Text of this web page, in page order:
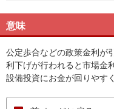
意味
公定歩合などの政策金利が
利下げが行われると市場金
設備投資にお金が回りやす